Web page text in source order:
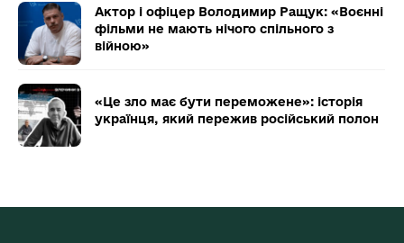
Актор і офіцер Володимир Ращук: «Воєнні
фільми не мають нічого спільного з
війною»
«Це зло має бути переможене»: історія
українця, який пережив російський полон